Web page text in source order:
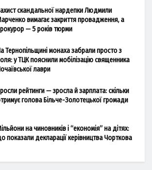
скандальної нардепки Людмили
вимагає закриття провадження, а
— 5 років тюрми
Тернопільщині монаха забрали просто з
у ТЦК пояснили мобілізацію священника
лаври
рейтинги — зросла й зарплата: скільки
голова Більче-Золотецької громади
на чиновників і “економія” на дітях:
показали декларації керівництва Чорткова